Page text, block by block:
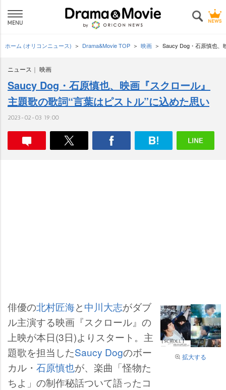
ホーム (オリコンニュース) Drama&Movie TOP 映画 Saucy Dog・石原慎也、
ニュース 映画
Saucy Dog・石原慎也、映画『スクロール』
主題歌の歌詞“言葉はピストル”に込めた思い
2023-02-03 19:00
拡大する
俳優の北村匠海と中川大志がダブ
ル主演する映画『スクロール』の
上映が本日(3日)よりスタート。主
題歌を担当したSaucy Dogのボー
カル・ 石原慎也が、楽曲「怪物た
ちよ」の制作秘話ついて語ったコ